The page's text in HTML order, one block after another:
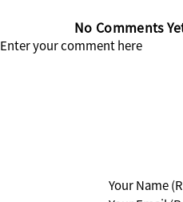
No Comments